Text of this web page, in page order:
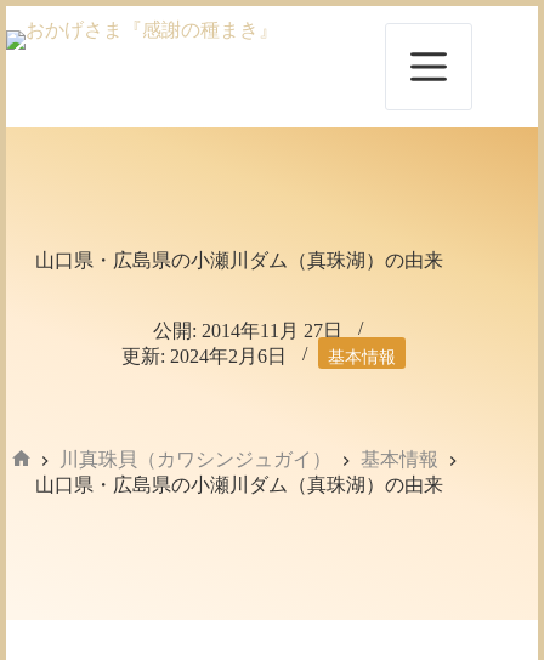
ン
山口県・広島県の小瀬川ダム（真珠湖）の由来
公開: 2014年11月 27日
更新: 2024年2月6日 基本情報
ホ
川真珠貝（カワシンジュガイ）
基本情報
山口県・広島県の小瀬川ダム（真珠湖）の由来